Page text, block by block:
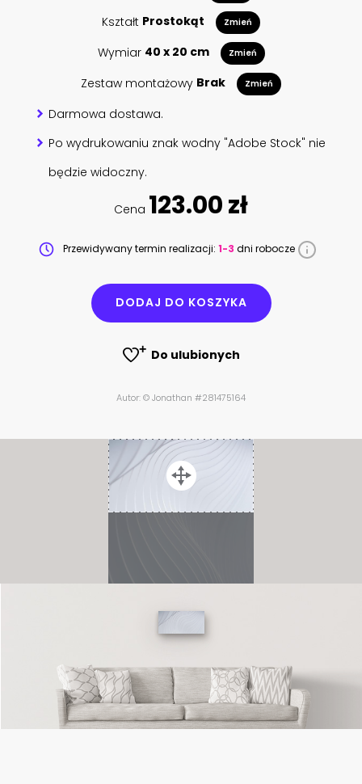
Kształt Prostokąt Zmień
Wymiar 40 x 20 cm Zmień
Zestaw montażowy Brak Zmień
Darmowa dostawa.
Po wydrukowaniu znak wodny "Adobe Stock" nie
będzie widoczny.
Cena 123.00 zł
Przewidywany termin realizacji: 1-3 dni robocze
DODAJ DO KOSZYKA
Do ulubionych
Autor: © Jonathan #281475164